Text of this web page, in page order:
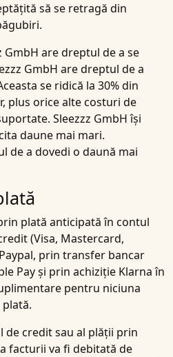
să se retragă din
GmbH are dreptul de a se
GmbH are dreptul de a
se ridică la 30% din
plus orice alte costuri de
Sleezzz GmbH își
daune mai mari.
de a dovedi o daună mai
plată anticipată în contul
(Visa, Mastercard,
prin transfer bancar
Pay și prin achiziție Klarna în
pentru niciuna
de credit sau al plății prin
facturii va fi debitată de